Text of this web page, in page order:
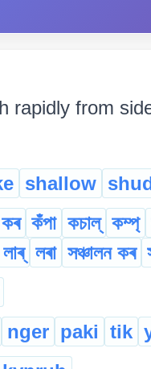
from side
shallow
কঁপা কচাল্ কম্প্
লাৰ্ লৰা সঞ্চালন কৰ
nger paki tik